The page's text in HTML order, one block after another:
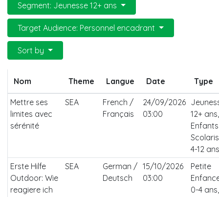
Segment: Jeunesse 12+ ans
Target Audience: Personnel encadrant
Sort by
Nom Theme Langue Date Type
Mettre ses
limites avec
sérénité
SEA
French /
Français
24/09/2026
03:00
12+ ans,
Enfants
4-12 ans
Erste Hilfe
Outdoor: Wie
reagiere ich
SEA
German /
Deutsch
15/10/2026
03:00
Petite
0-4 ans,